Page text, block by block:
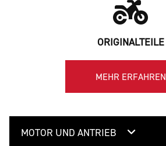
ORIGINALTEILE
MEHR ERFAHREN
MOTOR UND ANTRIEB